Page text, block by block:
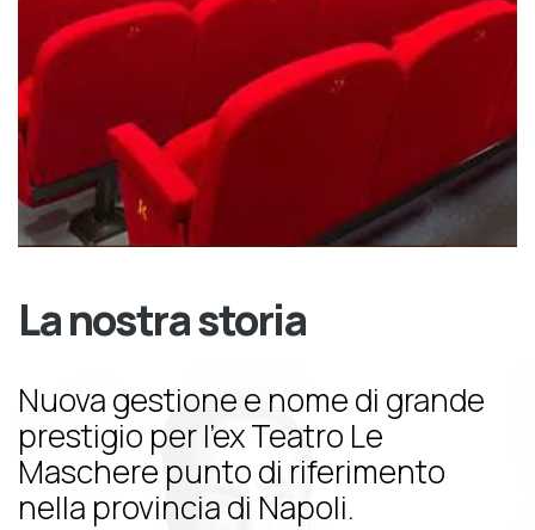
La nostra storia
Nuova gestione e nome di grande
prestigio per l’ex Teatro Le
Maschere punto di riferimento
nella provincia di Napoli.